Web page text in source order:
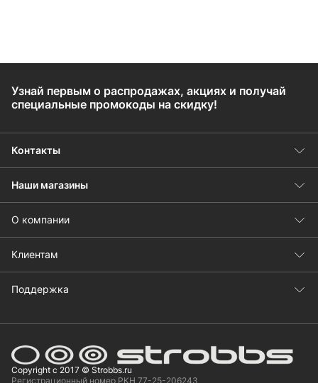
Узнай первым о распродажах, акциях и получай
специальные промокоды на скидку!
Контакты
Наши магазины
О компании
Клиентам
Поддержка
Copyright с 2017 © Strobbs.ru
Регистрационный номер РКН 77-25-206243